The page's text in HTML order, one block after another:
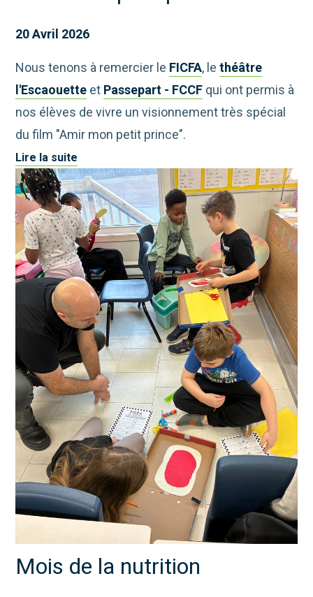
20 Avril 2026
Nous tenons à remercier le FICFA, lethéâtre
l'Escaouette et Passepart - FCCF qui ont permis à
nos élèves de vivre un visionnement très spécial
du film "Amir mon petit prince".
Lire la suite
Mois de la nutrition